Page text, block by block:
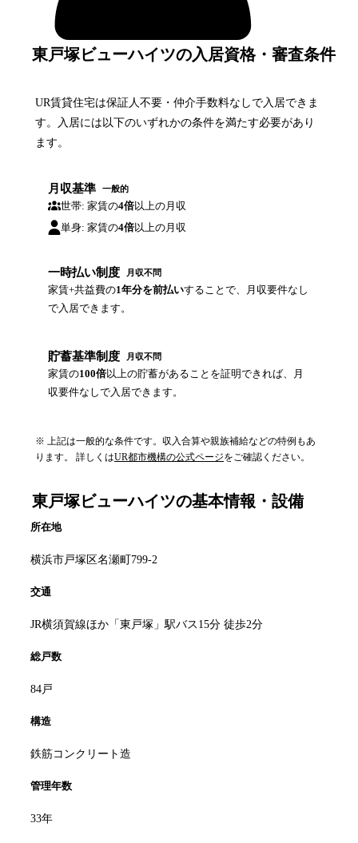
東戸塚ビューハイツの入居資格・審査条件
UR賃貸住宅は保証人不要・仲介手数料なしで入居できま
す。入居には以下のいずれかの条件を満たす必要があり
ます。
月収基準 一般的
世帯: 家賃の4倍以上の月収
単身: 家賃の4倍以上の月収
一時払い制度 月収不問
家賃+共益費の1年分を前払いすることで、月収要件なし
で入居できます。
貯蓄基準制度 月収不問
家賃の100倍以上の貯蓄があることを証明できれば、月
収要件なしで入居できます。
※ 上記は一般的な条件です。収入合算や親族補給などの特例もあ
ります。 詳しくはUR都市機構の公式ページをご確認ください。
東戸塚ビューハイツの基本情報・設備
所在地
横浜市戸塚区名瀬町799-2
交通
JR横須賀線ほか「東戸塚」駅バス15分 徒歩2分
総戸数
84戸
構造
鉄筋コンクリート造
管理年数
33年